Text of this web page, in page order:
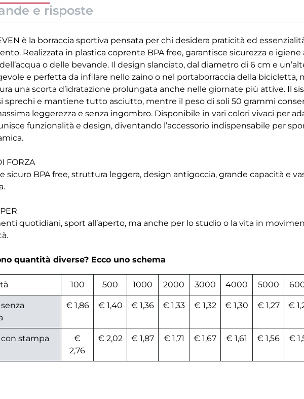
e risposte
è la borraccia sportiva pensata per chi desidera praticità ed
Realizzata in plastica coprente BPA free, garantisce sicurezza e igiene
o delle bevande. Il design slanciato, dal diametro di 6 cm e
e perfetta da infilare nello zaino o nel portaborraccia della bicicletta,
una scorta d’idratazione prolungata anche nelle giornate più attive. Il
sprechi e mantiene tutto asciutto, mentre il peso di soli 50 grammi
leggerezza e senza ingombro. Disponibile in vari colori vivaci per
funzionalità e design, diventando l’accessorio indispensabile per
FORZA
sicuro BPA free, struttura leggera, design antigoccia, grande capacità e
quotidiani, sport all’aperto, ma anche per lo studio o la vita in
quantità diverse? Ecco uno schema
100 500 1000 2000 3000 4000 5000
€ 1,86 € 1,40 € 1,36 € 1,33 € 1,32 € 1,30 € 1,27 €
con stampa
€
2,76
€ 2,02 € 1,87 € 1,71 € 1,67 € 1,61 € 1,56 €